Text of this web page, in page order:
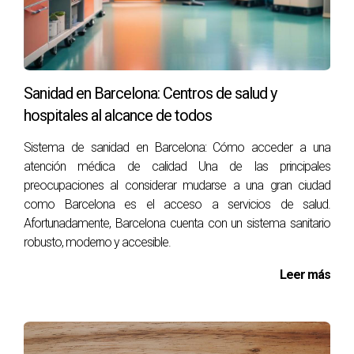
Barcelona es una ciudad multicultural donde conviven
personas de todo el mundo. Esto no solo enriquece la
experiencia diaria, sino que también hace que la ciudad sea
acogedora para nuevos residentes.
El inglés es ampliamente hablado en muchos contextos,
integración de expatriados y nuevos vecinos.
La ciudad también cuenta con numerosas asociaciones
internacionales y grupos comunitarios, que organizan
eventos y actividades para conectar a personas de
Mudarse a Barcelona desde la periferia ofrece una mejora
Sanidad en Barcelona: Centros de salud y
hospitales al alcance de todos
Sistema de sanidad en Barcelona: Cómo acceder a una
atención médica de calidad Una de las principales
preocupaciones al considerar mudarse a una gran ciudad
como Barcelona es el acceso a servicios de salud.
Afortunadamente, Barcelona cuenta con un sistema sanitario
robusto, moderno y accesible.
Leer más